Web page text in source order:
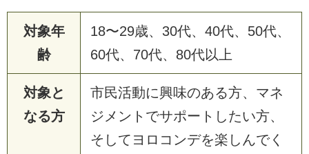
対象年
齢
18〜29歳、30代、40代、50代、
60代、70代、80代以上
対象と
なる方
市民活動に興味のある方、マネ
ジメントでサポートしたい方、
そしてヨロコンデを楽しんでく